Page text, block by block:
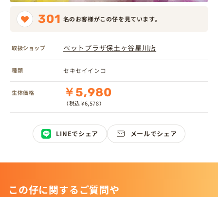
301 名のお客様がこの仔を見ています。
取扱ショップ ペットプラザ保土ヶ谷星川店
種類 セキセイインコ
生体価格 ￥5,980
（税込 ¥6,578）
LINEでシェア メールでシェア
この仔に関するご質問や